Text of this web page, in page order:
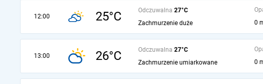
12:00 25°C Odczuwalna 27°C
Zachmurzenie duże
0
13:00 26°C Odczuwalna 27°C
Zachmurzenie umiarkowane
0